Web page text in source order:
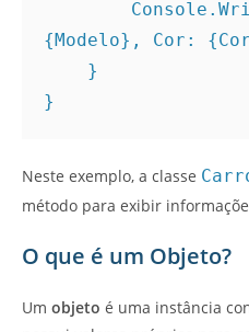
{Modelo}, Cor:
    }
}
Neste exemplo, a classe
método para exibir
O que é um Objeto?
Um objeto é uma instância